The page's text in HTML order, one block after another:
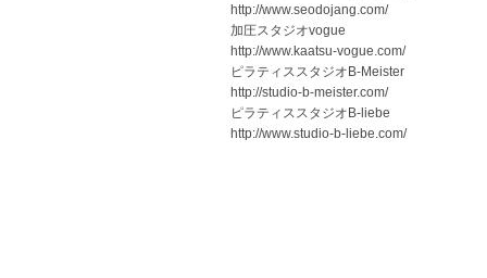
http://www.seodojang.com/
加圧スタジオvogue
http://www.kaatsu-vogue.com/
ピラティススタジオB-Meister
http://studio-b-meister.com/
ピラティススタジオB-liebe
http://www.studio-b-liebe.com/